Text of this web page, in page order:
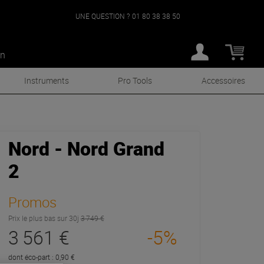
UNE QUESTION ? 01 80 38 38 50
Instruments Pro Tools Accessoires
Nord - Nord Grand
2
Promos
Prix le plus bas sur 30j 3 749 €
3 561 € -5%
dont éco-part : 0,90 €